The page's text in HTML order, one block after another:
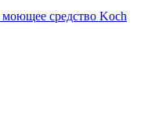
средство Koch